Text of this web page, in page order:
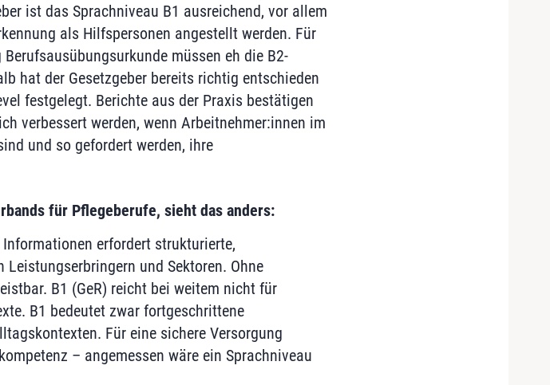
ist das Sprachniveau B1 ausreichend, vor allem
als Hilfspersonen angestellt werden. Für
müssen eh die B2-
hat der Gesetzgeber bereits richtig entschieden
festgelegt. Berichte aus der Praxis bestätigen
verbessert werden, wenn Arbeitnehmer:innen im
und so gefordert werden, ihre
für Pflegeberufe, sieht das anders:
erfordert strukturierte,
und Sektoren. Ohne
B1 (GeR) reicht bei weitem nicht für
B1 bedeutet zwar fortgeschrittene
Für eine sichere Versorgung
– angemessen wäre ein Sprachniveau